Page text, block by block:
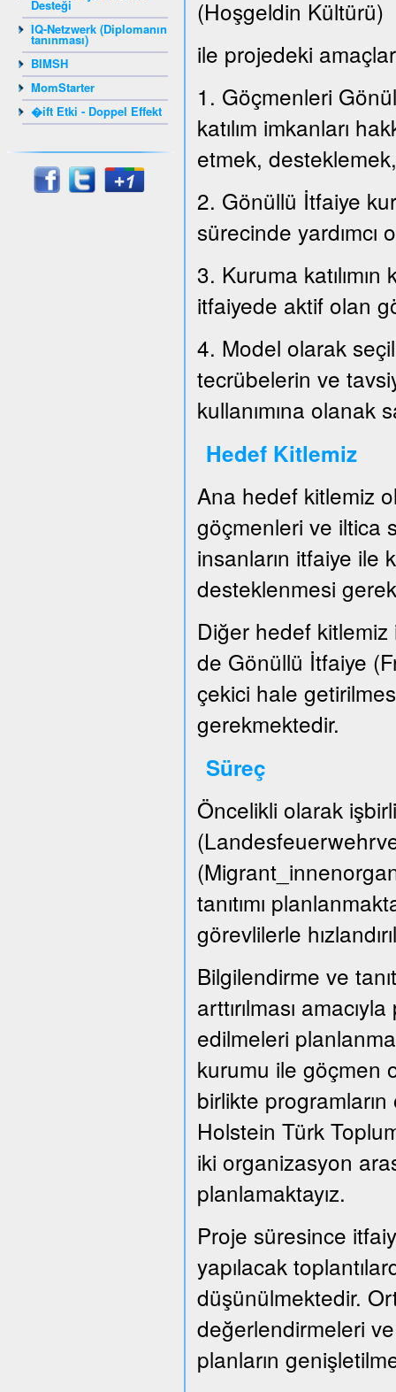
Desteği
IQ-Netzwerk (Diplomanın
tanınması)
BIMSH
MomStarter
�ift Etki - Doppel Effekt
(Hoşgeldin
ile projedeki
1. Göçmenleri
katılım imkanları
etmek, desteklemek,
2. Gönüllü İtfaiye
sürecinde
3. Kuruma katılımın
itfaiyede aktif olan
4. Model olarak
tecrübelerin ve
kullanımına olanak
Hedef Kitlemiz
Ana hedef kitlemiz
göçmenleri ve iltica
insanların itfaiye ile
desteklenmesi
Diğer hedef
de Gönüllü İtfaiye
çekici hale
gerekmektedir.
Süreç
Öncelikli olarak
tanıtımı
görevlilerle
Bilgilendirme ve
arttırılması
edilmeleri
kurumu ile göçmen
birlikte
Holstein Türk
iki organizasyon
planlamaktayız.
Proje süresince
yapılacak
düşünülmektedir.
değerlendirmeleri
planların